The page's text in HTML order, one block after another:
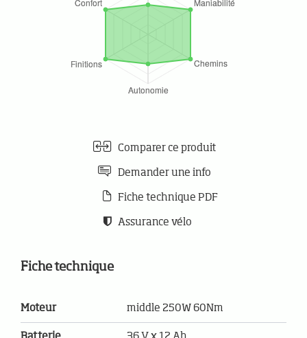
Comparer ce produit
Demander une info
Fiche technique PDF
Assurance vélo
Fiche technique
Moteur middle 250W 60Nm